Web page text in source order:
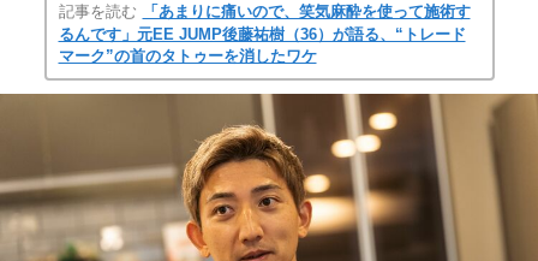
記事を読む
「あまりに痛いので、笑気麻酔を使って施術す
るんです」元EE JUMP後藤祐樹（36）が語る、“トレード
マーク”の首のタトゥーを消したワケ